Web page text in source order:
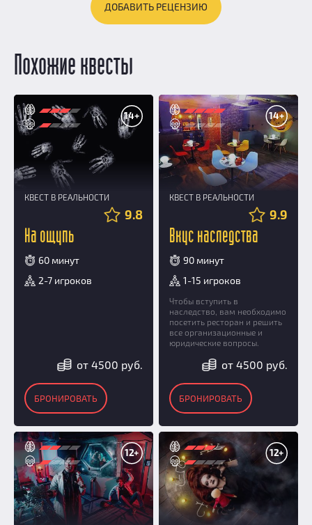
ДОБАВИТЬ РЕЦЕНЗИЮ
Похожие квесты
14+
КВЕСТ В РЕАЛЬНОСТИ
9.8
На ощупь
60 минут
2-7 игроков
от 4500 руб.
БРОНИРОВАТЬ
14+
КВЕСТ В РЕАЛЬНОСТИ
9.9
Вкус наследства
90 минут
1-15 игроков
Чтобы вступить в
наследство, вам необходимо
посетить ресторан и решить
все организационные и
юридические вопросы.
от 4500 руб.
БРОНИРОВАТЬ
12+ 12+